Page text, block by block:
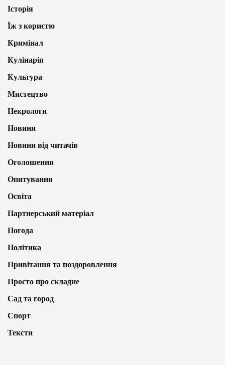
Історія
Їж з користю
Кримінал
Кулінарія
Культура
Мистецтво
Некрологи
Новини
Новини від читачів
Оголошення
Опитування
Освіта
Партнерський матеріал
Погода
Політика
Привітання та поздоровлення
Просто про складне
Сад та город
Спорт
Тексти